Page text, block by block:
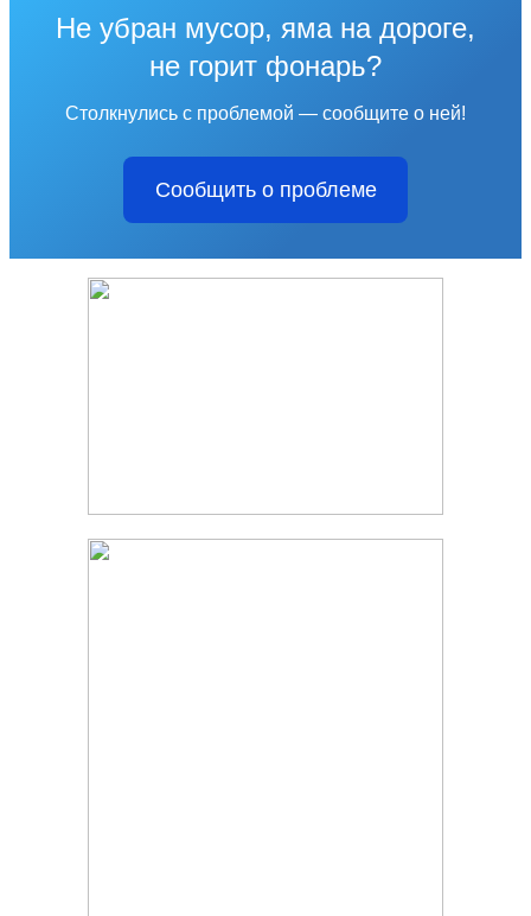
Не убран мусор, яма на дороге,
не горит фонарь?
Столкнулись с проблемой — сообщите о ней!
Сообщить о проблеме